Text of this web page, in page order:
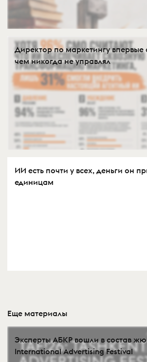
Директор по маркетингу впервые
чем никогда не управлял
ИИ есть почти у всех, деньги он
единицам
Еще материалы
Эксперты АБКР вошли в состав
International Advertising Festival